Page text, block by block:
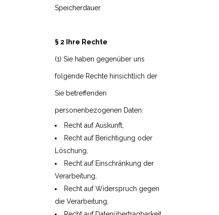
Speicherdauer.
§ 2 Ihre Rechte
(1) Sie haben gegenüber uns
folgende Rechte hinsichtlich der
Sie betreffenden
personenbezogenen Daten:
Recht auf Auskunft,
Recht auf Berichtigung oder
Löschung,
Recht auf Einschränkung der
Verarbeitung,
Recht auf Widerspruch gegen
die Verarbeitung,